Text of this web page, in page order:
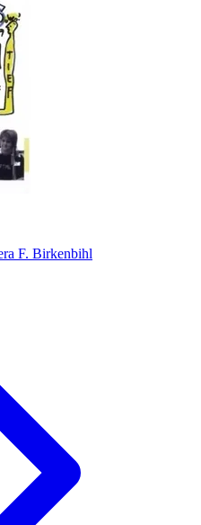
F. Birkenbihl